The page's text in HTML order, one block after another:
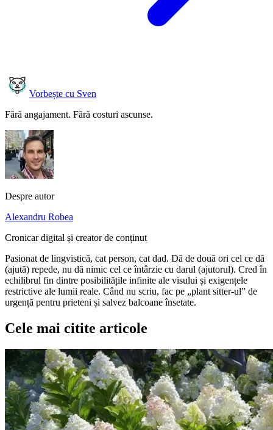
Vorbește cu Sven
Fără angajament. Fără costuri ascunse.
Despre autor
Alexandru Robea
Cronicar digital și creator de conținut
Pasionat de lingvistică, cat person, cat dad. Dă de două ori cel ce dă
(ajută) repede, nu dă nimic cel ce întârzie cu darul (ajutorul). Cred în
echilibrul fin dintre posibilitățile infinite ale visului și exigențele
restrictive ale lumii reale. Când nu scriu, fac pe „plant sitter-ul” de
urgență pentru prieteni și salvez balcoane însetate.
Cele mai citite articole